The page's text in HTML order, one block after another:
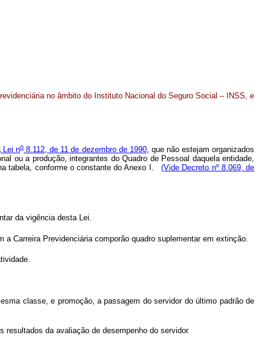
no âmbito do Instituto Nacional do Seguro Social – INSS, e
Lei no8.112, de 11 de dezembro de 1990, que não estejam organizados
ou a produção, integrantes do Quadro de Pessoal daquela entidade,
tabela, conforme o constante do Anexo I.(Vide Decreto nº 8.069, de
da vigência desta Lei.
a Carreira Previdenciária comporão quadro suplementar em extinção.
classe, e promoção, a passagem do servidor do último padrão de
da avaliação de desempenho do servidor.